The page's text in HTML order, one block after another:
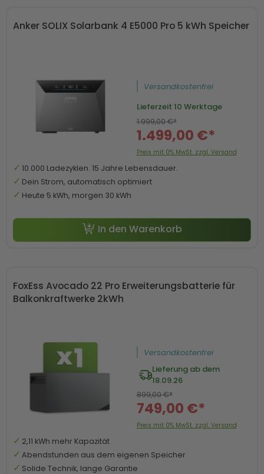
Anker SOLIX Solarbank 4 E5000 Pro 5 kWh Speicher
Versandkostenfrei
Lieferzeit 10 Werktage
1.499,00 €*
1.999,00 €*
Preis mit 0% MwSt. zzgl. Versand
10.000 Ladezyklen. 15 Jahre Lebensdauer.
Dein Strom, automatisch optimiert
Heute 5 kWh, morgen 30 kWh
In den Warenkorb
FoxEss Avocado 22 Pro Erweiterungsbatterie für
Balkonkraftwerke 2kWh
Versandkostenfrei
Lieferung ab dem
18.09.26
749,00 €*
899,00 €*
Preis mit 0% MwSt. zzgl. Versand
2,11 kWh mehr Kapazität
Abendstunden aus dem eigenen Speicher
Solide Technik, lange Garantie